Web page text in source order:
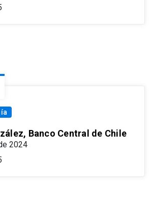
Banco Central de Chile
2024